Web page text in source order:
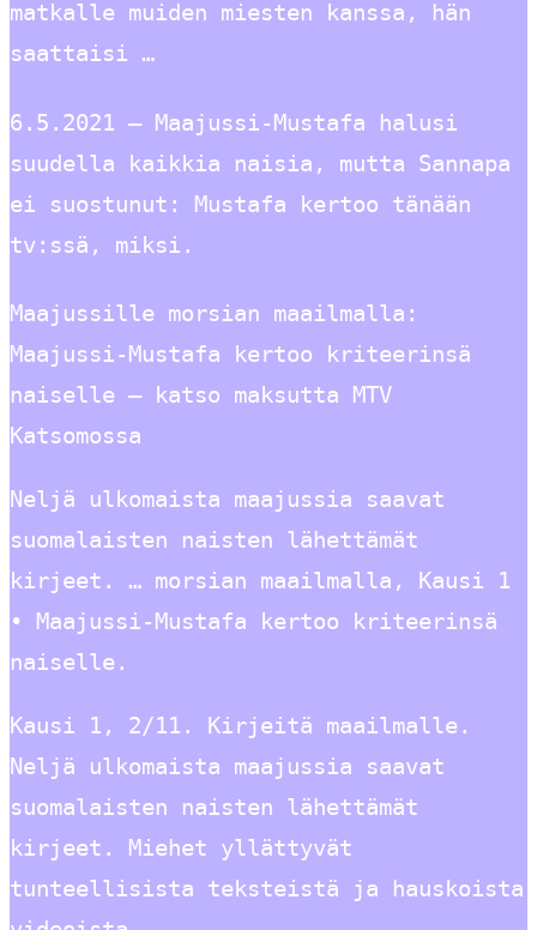
matkalle muiden miesten kanssa, hän
saattaisi …
6.5.2021 — Maajussi-Mustafa halusi
suudella kaikkia naisia, mutta Sannapa
ei suostunut: Mustafa kertoo tänään
tv:ssä, miksi.
Maajussille morsian maailmalla:
Maajussi-Mustafa kertoo kriteerinsä
naiselle – katso maksutta MTV
Katsomossa
Neljä ulkomaista maajussia saavat
suomalaisten naisten lähettämät
kirjeet. … morsian maailmalla, Kausi 1
• Maajussi-Mustafa kertoo kriteerinsä
naiselle.
Kausi 1, 2/11. Kirjeitä maailmalle.
Neljä ulkomaista maajussia saavat
suomalaisten naisten lähettämät
kirjeet. Miehet yllättyvät
tunteellisista teksteistä ja hauskoista